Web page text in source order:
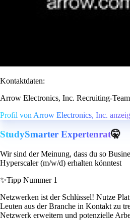
Kontaktdaten:
Arrow Electronics, Inc. Recruiting-Team
Profil von Arrow Electronics, Inc.
StudySmarter Expertenrat🤫
Wir sind der Meinung, dass du so
Hyperscaler (m/w/d) erhalten könntest
✨Tipp Nummer 1
Netzwerken ist der Schlüssel! Nutze
Leuten aus der Branche in Kontakt zu
Netzwerk erweitern und potenzielle